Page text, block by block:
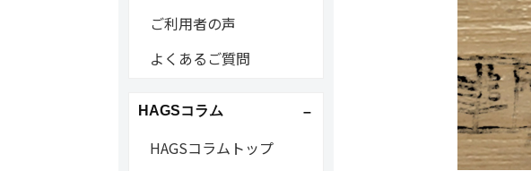
ご利用者の声
よくあるご質問
HAGSコラム
HAGSコラムトップ